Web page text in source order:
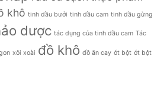
khô tinh dầu bưởi tinh dầu cam tinh dầu gừng
dược tác dụng của tinh dầu cam Tác
xôi xoài đồ khô đồ ăn cay ớt bột ớt bột